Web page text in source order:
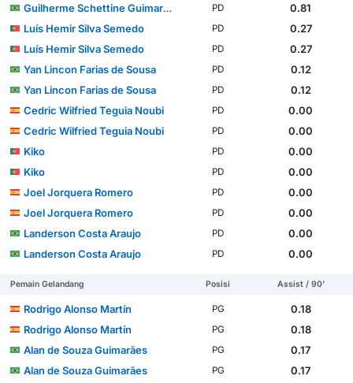
Guilherme Schettine Guimarães PD
0.81
Luís Hemir Silva Semedo
PD
0.27
Luís Hemir Silva Semedo
PD
0.27
Yan Lincon Farias de Sousa
PD
0.12
Yan Lincon Farias de Sousa
PD
0.12
Cedric Wilfried Teguia Noubi
PD
0.00
Cedric Wilfried Teguia Noubi
PD
0.00
Kiko
PD
0.00
Kiko
PD
0.00
Joel Jorquera Romero
PD
0.00
Joel Jorquera Romero
PD
0.00
Landerson Costa Araujo
PD
0.00
Landerson Costa Araujo
PD 0.00
Pemain Gelandang Posisi Assist / 90'
Rodrigo Alonso Martín PG
0.18
Rodrigo Alonso Martín
PG
0.18
Alan de Souza Guimarães
PG
0.17
Alan de Souza Guimarães
PG
0.17